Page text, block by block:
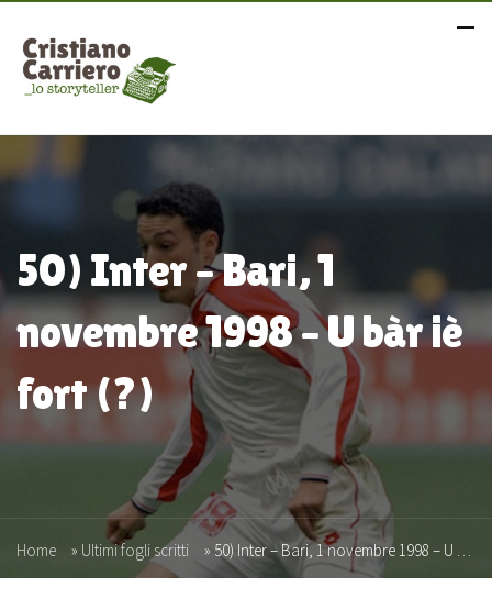
50) Inter – Bari, 1
novembre 1998 – U bàr iè
fort (?)
Home » Ultimi fogli scritti » 50) Inter – Bari, 1 novembre 1998 – U bàr iè fort (?)